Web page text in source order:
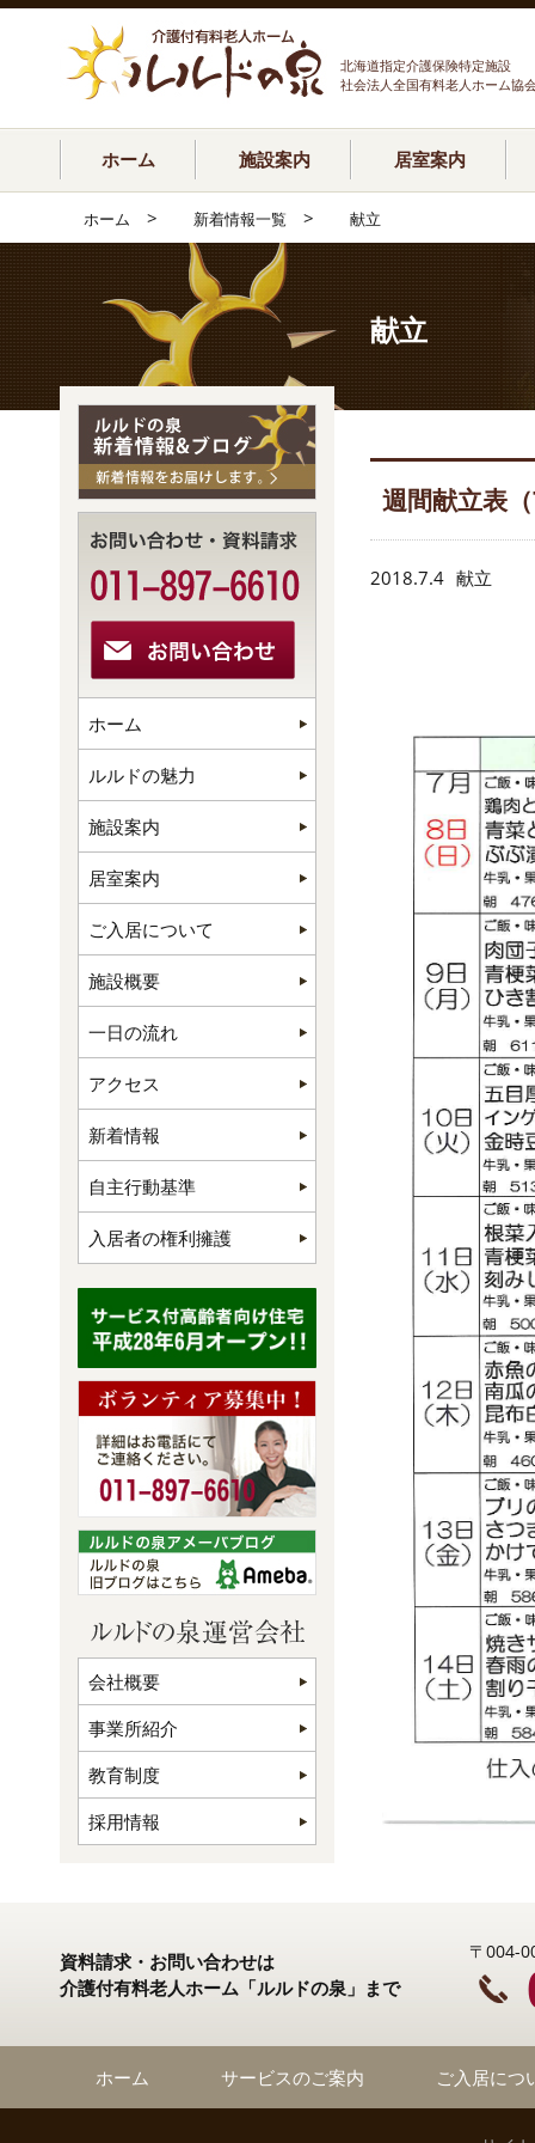
北海道指定介護保険特定施設
社会法人全国有料老人ホーム協
ホーム 施設案内 居室案内
ホーム > 新着情報一覧 > 献立
献立
週間献立表
2018.7.4 献立
ホーム
ルルドの魅力
施設案内
居室案内
ご入居について
施設概要
一日の流れ
アクセス
新着情報
自主行動基準
入居者の権利擁護
会社概要
事業所紹介
教育制度
採用情報
資料請求・お問い合わせは
介護付有料老人ホーム「ルルドの泉」まで
〒004-
ホーム サービスのご案内 ご入居につ